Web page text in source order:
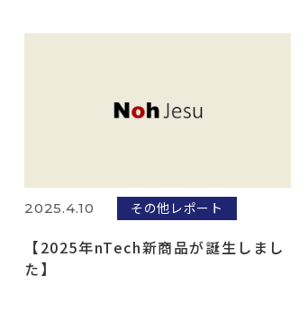
2025.4.10 その他レポート
【2025年nTech新商品が誕生しまし
た】